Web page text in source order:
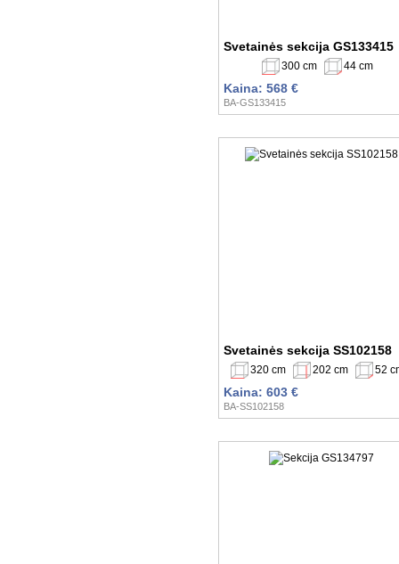
Svetainės sekcija GS133415
300 cm 44 cm
Kaina: 568 €
BA-GS133415
Svetainės sekcija SS102158
320 cm 202 cm 52
Kaina: 603 €
BA-SS102158